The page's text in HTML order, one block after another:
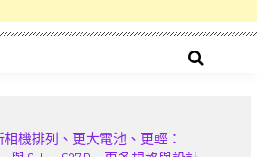
相機排列、更大電池、更輕：